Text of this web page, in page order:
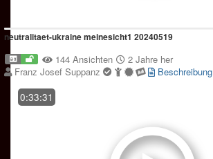
neutralitaet-ukraine meinesicht1 20240519
144 Ansichten
2 Jahre her
Franz Josef Suppanz
Beschreibung
0:33:31